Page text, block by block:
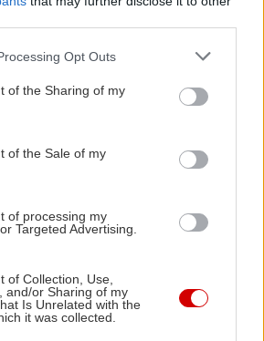
website/app uses one or more Google
or usage behaviour. You may click to
to Google and its third-party tags to
specified purposes in below Google
Opt Outs
of the Sharing of my
of the Sale of my
of processing my
Targeted Advertising.
of Collection, Use,
and/or Sharing of my
Is Unrelated with the
it was collected.
μεγάλη μπάλα που κόβουμε σε
ραντίζουμε με λίγο ελαιόλαδο,
φιστίκια που κρατήσαμε, λίγο
και λίγο ακόμη βασιλικό.